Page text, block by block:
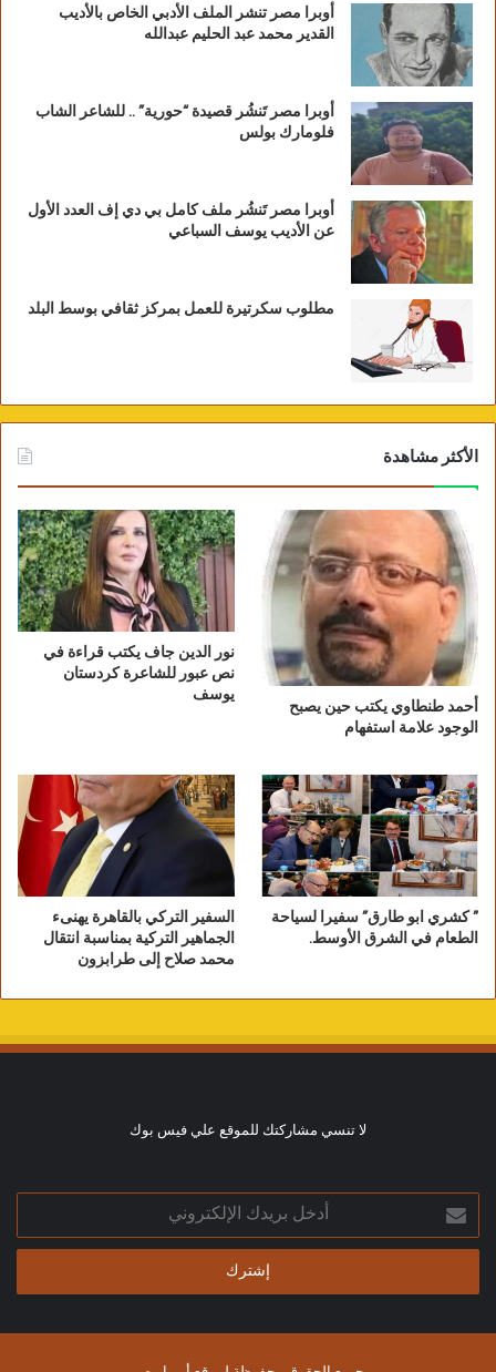
أوبرا مصر تنشر الملف الأدبي الخاص بالأديب
القدير محمد عبد الحليم عبدالله
أوبرا مصر تَنشُر قصيدة “حورية” .. للشاعر الشاب
فلومارك بولس
أوبرا مصر تَنشُر ملف كامل بي دي إف العدد الأول
عن الأديب يوسف السباعي
مطلوب سكرتيرة للعمل بمركز ثقافي بوسط البلد
الأكثر مشاهدة
أحمد طنطاوي يكتب حين يصبح
الوجود علامة استفهام
نور الدين جاف يكتب قراءة في
نص عبور للشاعرة كردستان
يوسف
” كشري ابو طارق” سفيرا لسياحة
الطعام في الشرق الأوسط.
السفير التركي بالقاهرة يهنىء
الجماهير التركية بمناسبة انتقال
محمد صلاح إلى طرابزون
لا تنسي مشاركتك للموقع علي فيس بوك
أدخل
بريدك
الإلكتروني